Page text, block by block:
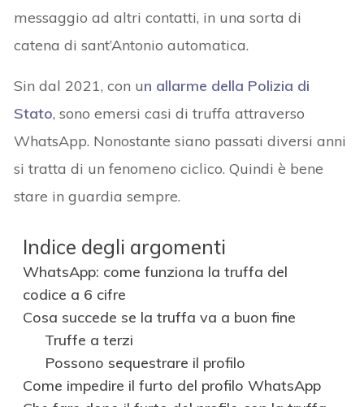
messaggio ad altri contatti, in una sorta di
catena di sant’Antonio automatica.
Sin dal 2021, con un allarme della Polizia di
Stato, sono emersi casi di truffa attraverso
WhatsApp. Nonostante siano passati diversi anni
si tratta di un fenomeno ciclico. Quindi è bene
stare in guardia sempre.
Indice degli argomenti
WhatsApp: come funziona la truffa del
codice a 6 cifre
Cosa succede se la truffa va a buon fine
Truffe a terzi
Possono sequestrare il profilo
Come impedire il furto del profilo WhatsApp